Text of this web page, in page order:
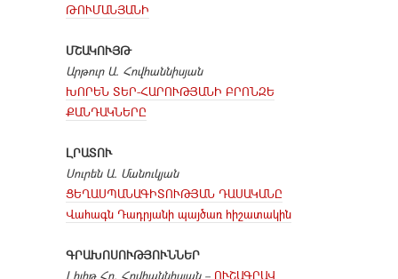
ԹՈՒՄԱՆՅԱՆԻ
ՄՇԱԿՈՒՅԹ
Արթուր Ա. Հովհաննիսյան
ԽՈՐԵՆ ՏԵՐ-ՀԱՐՈՒԹՅԱՆԻ ԲՐՈՆԶԵ
ՔԱՆԴԱԿՆԵՐԸ
ԼՐԱՏՈՒ
Սուրեն Ա. Մանուկյան
ՑԵՂԱՍՊԱՆԱԳԻՏՈՒԹՅԱՆ ԴԱՍԱԿԱՆԸ
Վահագն Դադրյանի պայծառ հիշատակին
ԳՐԱԽՈՍՈՒԹՅՈՒՆՆԵՐ
Լիլիթ Հր. Հովհաննիսյան – ՈՒՇԱԳՐԱՎ